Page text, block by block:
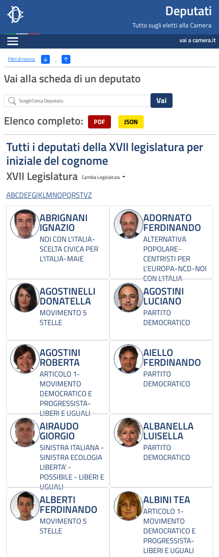
Deputati, Camera dei Deputati -
Salta al contenuto principale
Salta al menu di navigazione Deputati
Tutto sugli eletti alla Camera
Espandi vai a camera.it
Ricerca
Filtri di ricerca (Apri/Chiudi filtri)
Vai alla scheda di un deputato
Abstract
Elenco completo: PDF JSON
Tutti i deputati della XVII legislatura per
iniziale del cognome
XVII Legislatura Cambia Legislatura
ABCDEFGIKLMNOPQRSTVZ
ABRIGNANI
IGNAZIO
NOI CON L'ITALIA-
SCELTA CIVICA PER
L'ITALIA-MAIE
ADORNATO
FERDINANDO
ALTERNATIVA
POPOLARE-
CENTRISTI PER
L'EUROPA-NCD-NOI
CON L'ITALIA
AGOSTINELLI
DONATELLA
MOVIMENTO 5
STELLE
AGOSTINI
LUCIANO
PARTITO
DEMOCRATICO
AGOSTINI
ROBERTA
ARTICOLO 1-
MOVIMENTO
DEMOCRATICO E
PROGRESSISTA-
LIBERI E UGUALI
AIELLO
FERDINANDO
PARTITO
DEMOCRATICO
AIRAUDO
GIORGIO
SINISTRA ITALIANA -
SINISTRA ECOLOGIA
LIBERTA' -
POSSIBILE - LIBERI E
UGUALI
ALBANELLA
LUISELLA
PARTITO
DEMOCRATICO
ALBERTI
FERDINANDO
MOVIMENTO 5
STELLE
ALBINI TEA
ARTICOLO 1-
MOVIMENTO
DEMOCRATICO E
PROGRESSISTA-
LIBERI E UGUALI
Navigazione pagine di servizio
Fine pagina
Salta al contenuto principale
Salta al menu di navigazione
Vai a inizio pagina